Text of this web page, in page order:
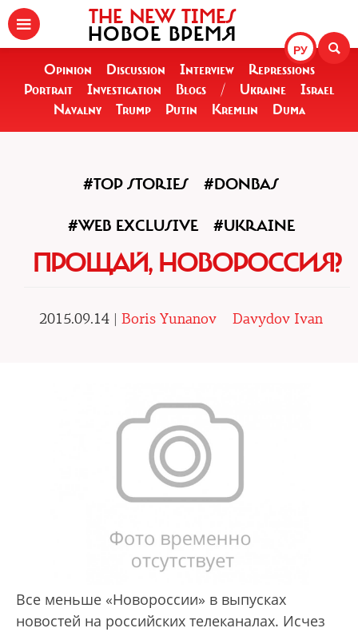
РУ
THE NEW TIMES
НОВОЕ ВРЕМЯ
Opinion Discussion Interview
Repressions
Portrait
Investigation Blogs / Ukraine
Israel
Navalny
Trump Putin Kremlin Duma
#TOP STORIES #DONBAS
#WEB EXCLUSIVE #UKRAINE
ПРОЩАЙ, НОВОРОССИЯ?
2015.09.14 | Boris Yunanov Davydov Ivan
Все меньше «Новороссии» в выпусках
новостей на российских телеканалах. Исчез